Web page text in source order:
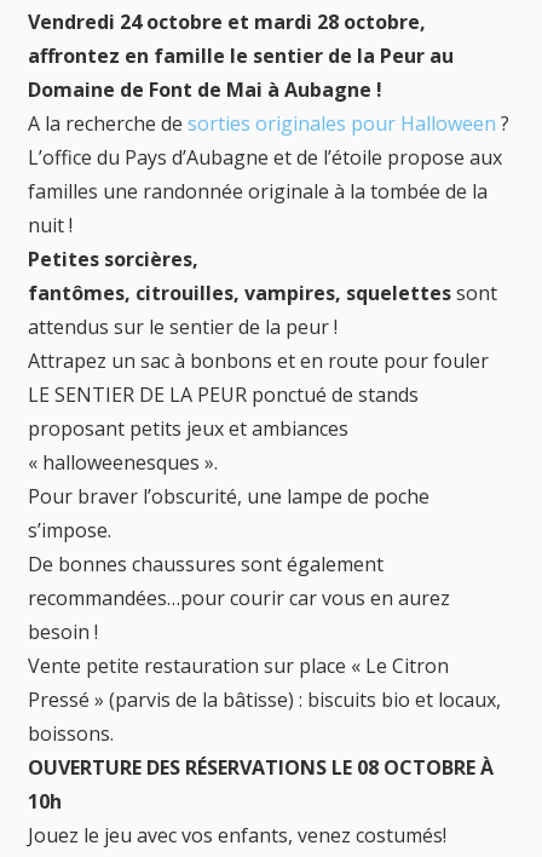
Vendredi 24 octobre et mardi 28 octobre,
affrontez en famille le sentier de la Peur au
Domaine de Font de Mai à Aubagne !
A la recherche de sorties originales pour Halloween ?
L’office du Pays d’Aubagne et de l’étoile propose aux
familles une randonnée originale à la tombée de la
nuit !
Petites sorcières,
fantômes, citrouilles, vampires, squelettessont
attendus sur le sentier de la peur !
Attrapez un sac à bonbons et en route pour fouler
LE SENTIER DE LA PEUR ponctué de stands
proposant petits jeux et ambiances
« halloweenesques ».
Pour braver l’obscurité, une lampe de poche
s’impose.
De bonnes chaussures sont également
recommandées…pour courir car vous en aurez
besoin !
Vente petite restauration sur place « Le Citron
Pressé » (parvis de la bâtisse) : biscuits bio et locaux,
boissons.
OUVERTURE DES RÉSERVATIONS LE 08 OCTOBRE À
10h
Jouez le jeu avec vos enfants, venez costumés!